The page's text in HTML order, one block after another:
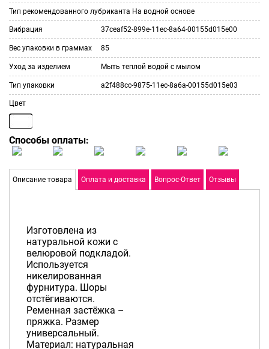
Тип рекомендованного лубриканта На водной основе
Вибрация 37ceaf52-899e-11ec-8a64-00155d015e00
Вес упаковки в граммах 85
Уход за изделием Мыть теплой водой с мылом
Тип упаковки a2f488cc-9875-11ec-8a6a-00155d015e03
Цвет
Способы оплаты:
Описание товара Оплата и доставка Вопрос-Ответ Отзывы
Изготовлена из
натуральной кожи с
велюровой подкладой.
Используется
никелированная
фурнитура. Шоры
отстёгиваются.
Ременная застёжка –
пряжка. Размер
универсальный.
Материал: натуральная